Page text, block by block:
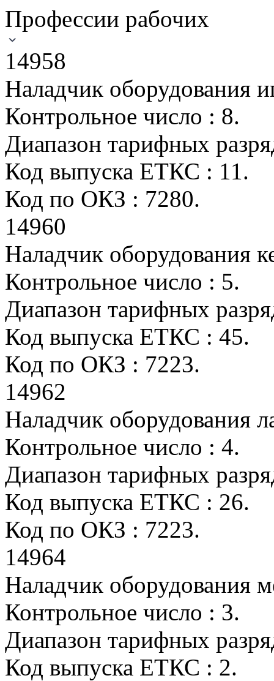
Профессии рабочих
14958
Наладчик оборудования
Контрольное число : 8.
Диапазон тарифных
Код выпуска ЕТКС : 11.
Код по ОКЗ : 7280.
14960
Наладчик оборудования
Контрольное число : 5.
Диапазон тарифных
Код выпуска ЕТКС : 45.
Код по ОКЗ : 7223.
14962
Наладчик оборудования
Контрольное число : 4.
Диапазон тарифных
Код выпуска ЕТКС : 26.
Код по ОКЗ : 7223.
14964
Наладчик оборудования
Контрольное число : 3.
Диапазон тарифных
Код выпуска ЕТКС : 2.